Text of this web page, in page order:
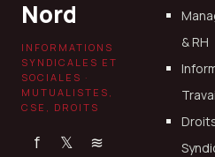
Nord
INFORMATIONS
SYNDICALES ET
SOCIALES ·
MUTUALISTES,
CSE, DROITS
f 𝕏 ≋
& RH